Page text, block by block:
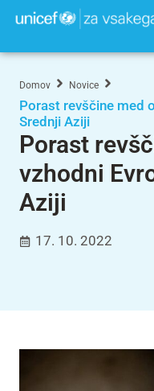
Domov Novice
Porast revščine med
Srednji Aziji
Porast
vzhodni
Aziji
17. 10. 2022